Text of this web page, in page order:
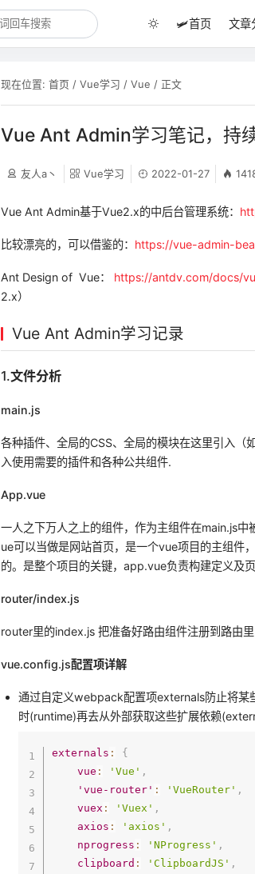
🛩️首页 文章
现在位置:首页 /Vue学习 /Vue / 正文
Vue Ant Admin学习笔记，持
友人a丶 Vue学习 2022-01-27
Vue Ant Admin基于Vue2.x的中后台管理系统：
比较漂亮的，可以借鉴的： https://vue-admin-
Ant Design of Vue： https://antdv.com/docs/
2.x）
Vue Ant Admin学习记录
1.文件分析
main.js
各种插件、全局的CSS、全局的模块在这里引入
入使用需要的插件和各种公共组件.
App.vue
一人之下万人之上的组件，作为主组件在main.js
ue可以当做是网站首页，是一个vue项目的主组件
的。是整个项目的关键，app.vue负责构建定义及页
router/index.js
router里的index.js 把准备好路由组件注册到路由
vue.config.js配置项详解
通过自定义webpack配置项externals防止将
时(runtime)再去从外部获取这些扩展依赖
externals :
{
vue : 'Vue' ,
'vue-router' : 'VueRouter' ,
vuex : 'Vuex' ,
axios : 'axios' ,
nprogress : 'NProgress' ,
clipboard : 'ClipboardJS' ,